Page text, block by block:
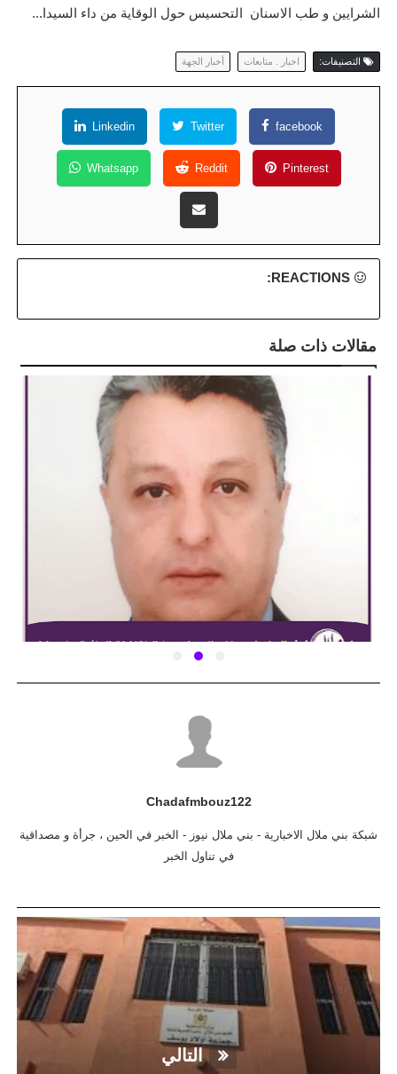
الشرايين و طب الاسنان التحسيس حول الوقاية من داء السيدا...
التصنيفات: اخبار . متابعات أخبار الجهة
facebook
Twitter
Linkedin
Pinterest
Reddit
Whatsapp
REACTIONS:
مقالات ذات صلة
Chadafmbouz122
شبكة بني ملال الاخبارية - بني ملال نيوز - الخبر في الحين ، جرأة و مصداقية
في تناول الخبر
التالي